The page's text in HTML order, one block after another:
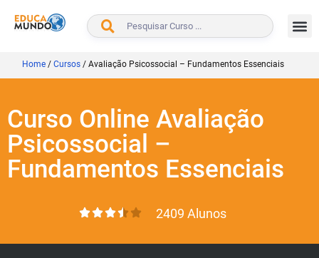
BUSCAR
Home / Cursos / Avaliação Psicossocial – Fundamentos Essenciais
Curso Online Avaliação
Psicossocial –
Fundamentos Essenciais
2409 Alunos